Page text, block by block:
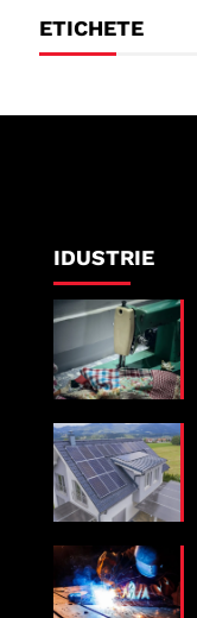
ETICHETE
IDUSTRIE